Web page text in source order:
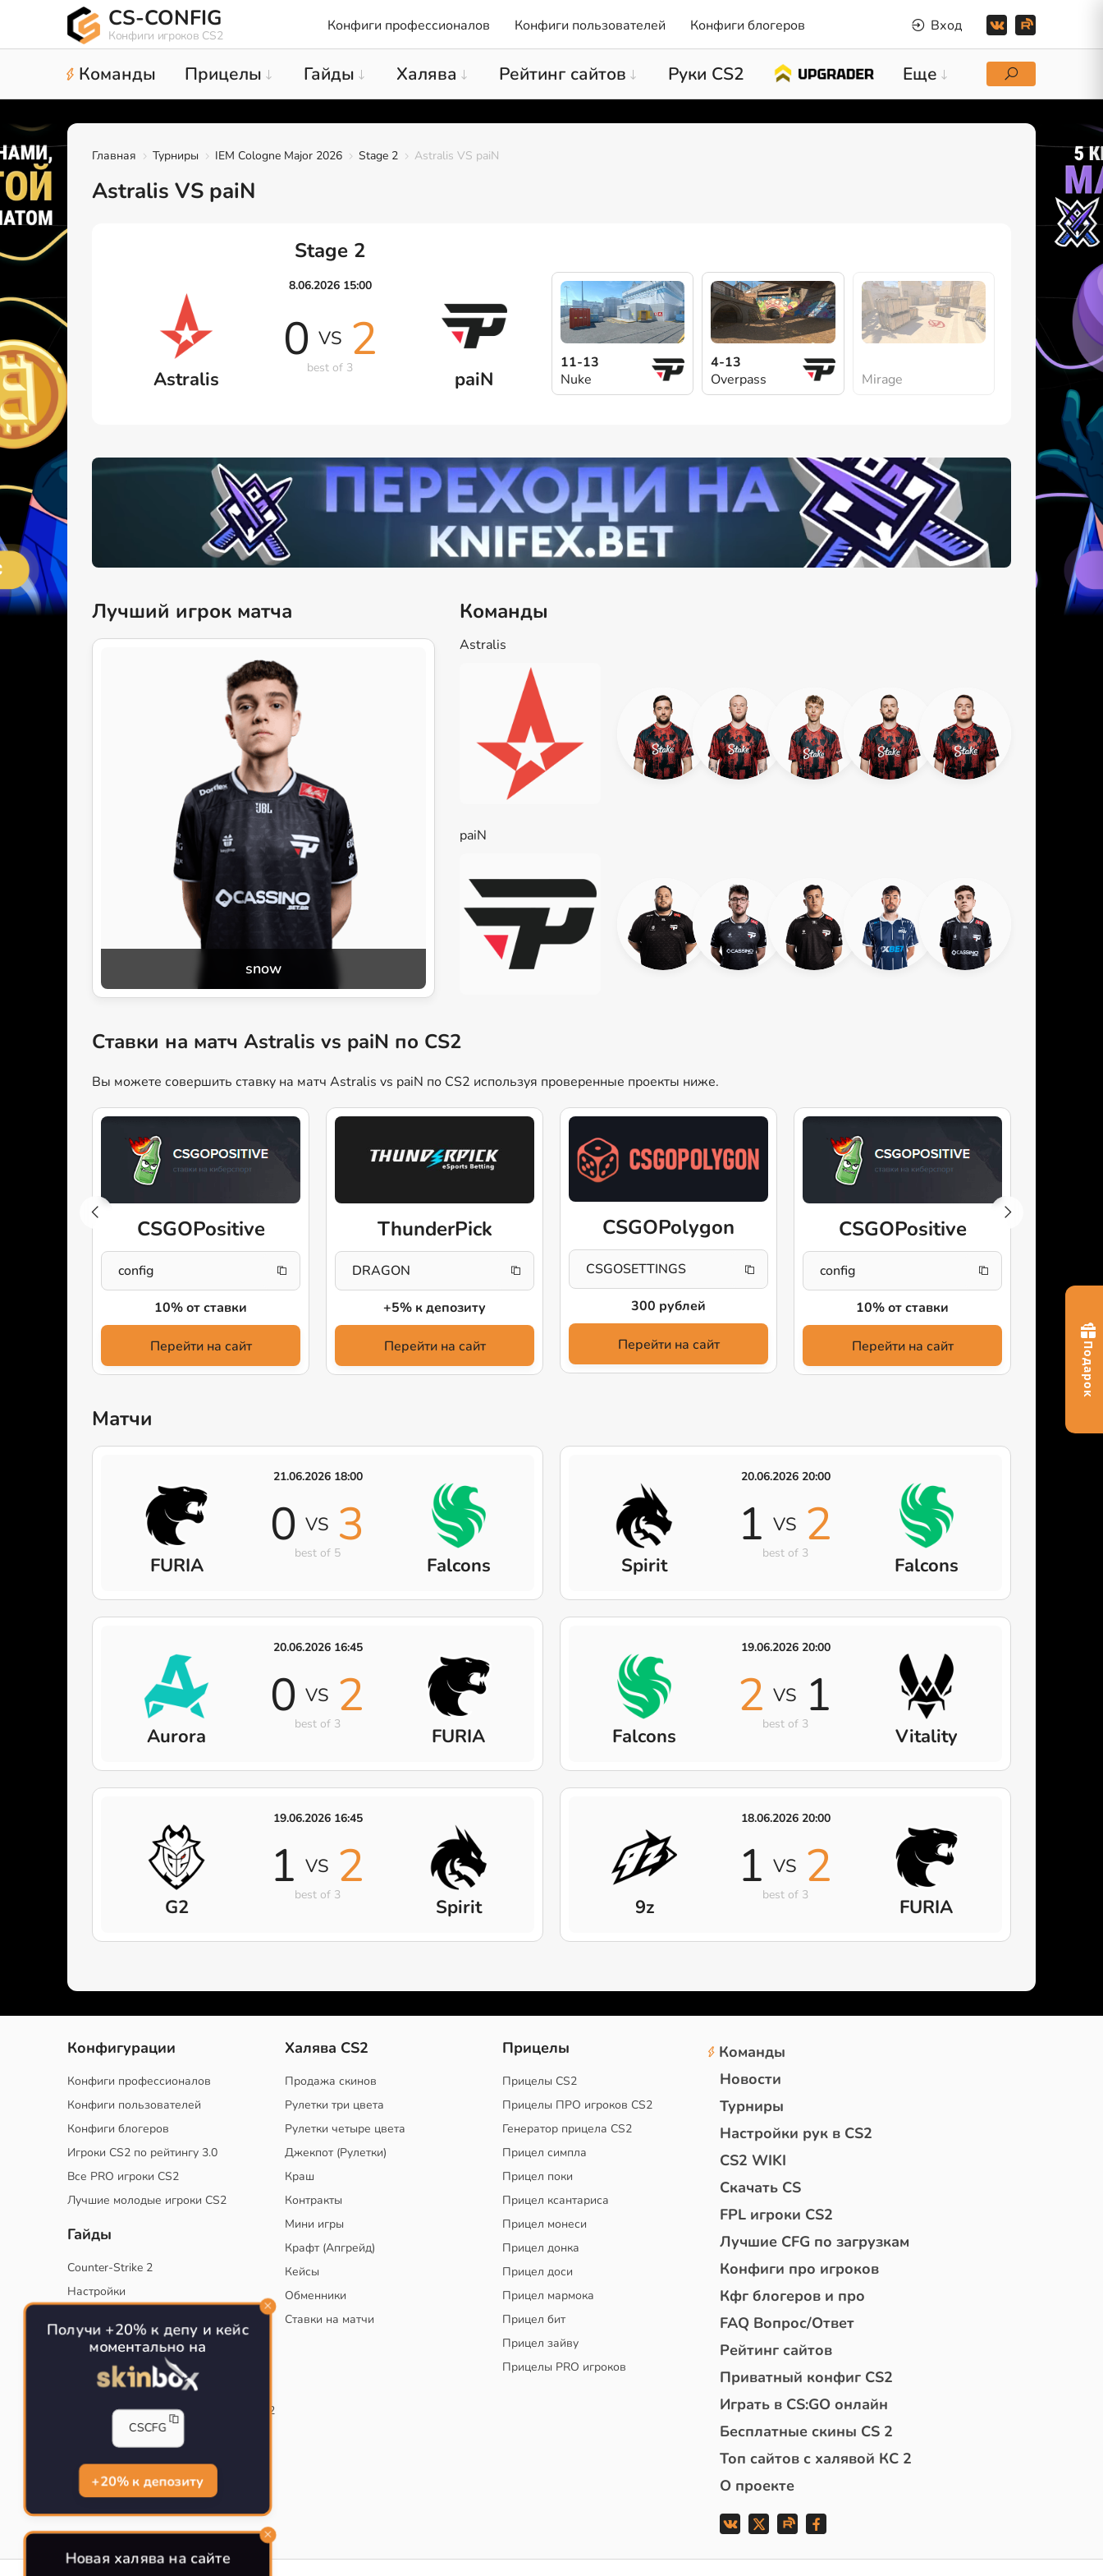
CS-CONFIG
Конфиги игроков CS2
Конфиги профессионалов Конфиги пользователей Конфиги блогеров Вход
Команды Прицелы Гайды Халява Рейтинг сайтов Руки CS2 Еще
Главная Турниры IEM Cologne Major 2026 Stage 2 Astralis VS paiN
Astralis VS paiN
Stage 2
8.06.2026 15:00
Astralis
0 VS 2
best of 3 paiN
11-13
Nuke
4-13
Overpass
Mirage
Лучший игрок матча
snow
Команды
Astralis
paiN
Ставки на матч Astralis vs paiN по CS2
Вы можете совершить ставку на матч Astralis vs paiN по CS2 используя проверенные проекты ниже.
CSGOPositive
config
10% от ставки
Перейти на сайт
ThunderPick
DRAGON
+5% к депозиту
Перейти на сайт
CSGOPolygon
CSGOSETTINGS
300 рублей
Перейти на сайт
CSGOPositive
config
10% от ставки
Перейти на сайт
Матчи
21.06.2026 18:00
FURIA
0 VS 3
best of 5 Falcons
20.06.2026 20:00
Spirit
1 VS 2
best of 3 Falcons
20.06.2026 16:45
Aurora
0 VS 2
best of 3 FURIA
19.06.2026 20:00
Falcons
2 VS 1
best of 3 Vitality
19.06.2026 16:45
G2
1 VS 2
best of 3 Spirit
18.06.2026 20:00
9z
1 VS 2
best of 3 FURIA
Конфигурации
Конфиги профессионалов
Конфиги пользователей
Конфиги блогеров
Игроки CS2 по рейтингу 3.0
Все PRO игроки CS2
Лучшие молодые игроки CS2
Гайды
Counter-Strike 2
Настройки
Тактики
Конфиг для тренировок в CS
Как сохранить свой конфиг CS
Инста смоки на карте de_mirage в CS2
Рабочий бинд на Jumpthrow
Халява CS2
Продажа скинов
Рулетки три цвета
Рулетки четыре цвета
Джекпот (Рулетки)
Краш
Контракты
Мини игры
Крафт (Апгрейд)
Кейсы
Обменники
Ставки на матчи
Прицелы
Прицелы CS2
Прицелы ПРО игроков CS2
Генератор прицела CS2
Прицел симпла
Прицел поки
Прицел ксантариса
Прицел монеси
Прицел донка
Прицел доси
Прицел мармока
Прицел бит
Прицел зайву
Прицелы PRO игроков
Команды
Новости
Турниры
Настройки рук в CS2
CS2 WIKI
Скачать CS
FPL игроки CS2
Лучшие CFG по загрузкам
Конфиги про игроков
Кфг блогеров и про
FAQ Вопрос/Ответ
Рейтинг сайтов
Приватный конфиг CS2
Играть в CS:GO онлайн
Бесплатные скины CS 2
Топ сайтов с халявой КС 2
О проекте
Получи +20% к депу и кейс
моментально на
CSCFG
+20% к депозиту
Новая халява на сайте